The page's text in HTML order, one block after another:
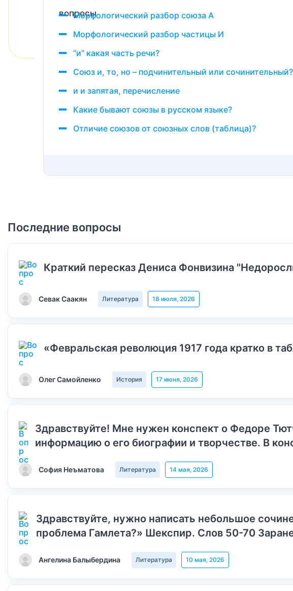
Морфологический разбор союза А
Морфологический разбор частицы И
“и” какая часть речи?
Союз и, то, но – подчинительный или
и и запятая, перечисление
Какие бывают союзы в русском языке?
Отличие союзов от союзных слов (таблица)?
Последние вопросы
Краткий пересказ Дениса Фонвизина
Севак Саакян Литература 18 июля, 2026
«Февральская революция 1917 года кратко в
Олег Самойленко История 17 июня, 2026
Здравствуйте! Мне нужен конспект о Федоре
информацию о его биографии и творчестве. В
София Неъматова Литература 14 мая, 2026
Здравствуйте, нужно написать небольшое
проблема Гамлета?» Шекспир. Слов 50-70
Ангелина Балыбердина Литература 10 мая, 2026